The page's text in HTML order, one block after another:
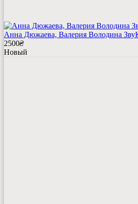
Анна Дюжаева, Валерия Володина
2500₴
Новый